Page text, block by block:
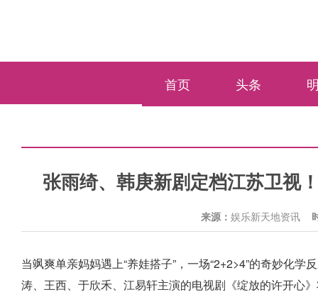
首页 头条
张雨绮、韩庚新剧定档江苏卫视
来源： 娱乐新天地资讯
当飒爽单亲妈妈遇上“养娃搭子”，一场“2+2>4”的奇妙化
涛、王西、于欣禾、江易轩主演的电视剧《绽放的许开心